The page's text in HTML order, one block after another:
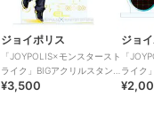
ジョイポリス
「JOYPOLIS×モンスタースト
ライク」BIGアクリルスタン
ド エル
¥3,500
ジョ
「
ライク
ド ネオ